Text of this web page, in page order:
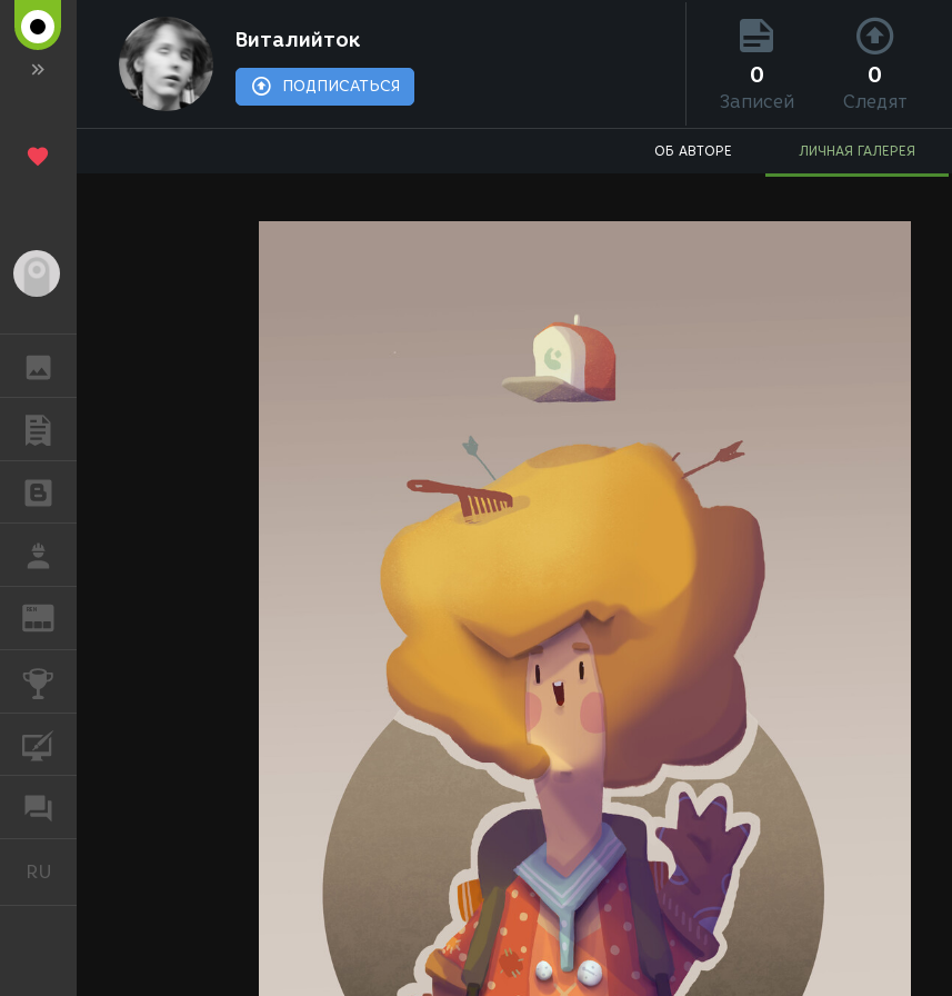
REN
RU
Виталийток
ПОДПИСАТЬСЯ 0
Записей
0
Следят
ОБ АВТОРЕ ЛИЧНАЯ ГАЛЕРЕЯ